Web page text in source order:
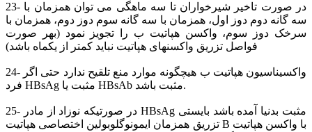
23- در صورت تاخیر شیرخواران تا سه ماهگی می توان همزمان با
سه گانه دوم دوز اول، همزمان با سه گانه سوم دوز دوم، همزمان با
سرخک دوز سوم، واکسن هپاتیت ب را تجویز نمود (بهر صورت
فواصل تزریق واکسنهای هپاتیت نباید کمتر از یکماه باشد)
24- واکسیناسیون هپاتیت ب هیچگونه موارد منع تلقیح ندارد حتی اگر
فرد HBsAg مثبت یا HBsAb مثبت باشد.
25- در صورتیکه نوزاد از مادر HBsAg مثبت بدنیا آمده باشد بایستی
تزریق همزمان ایمونوگلوبولین اختصاصی هپاتیت B با واکسن هپاتیت